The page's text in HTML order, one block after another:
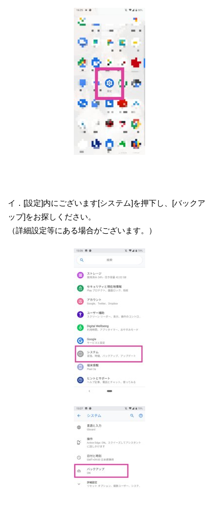
イ．[設定]内にございます[システム]を押下し、[バックア
ップ]をお探しください。
（詳細設定等にある場合がございます。）